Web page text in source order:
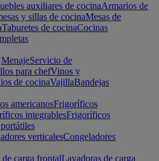
auxiliares de cocinaArmarios de
y sillas de cocinaMesas de
Taburetes de cocinaCocinas
MenajeServicio de
para chefVinos y
de cocinaVajillaBandejas
americanosFrigoríficos
integrablesFrigoríficos
verticalesCongeladores
carga frontalLavadoras de carga